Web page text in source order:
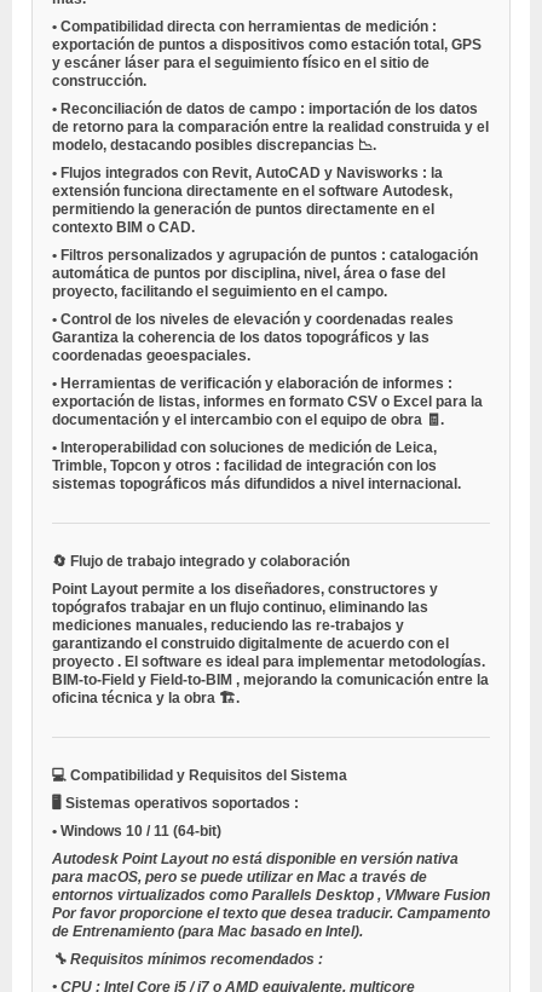
• Compatibilidad directa con herramientas de medición :
exportación de puntos a dispositivos como estación total, GPS
y escáner láser para el seguimiento físico en el sitio de
construcción.
• Reconciliación de datos de campo : importación de los datos
de retorno para la comparación entre la realidad construida y el
modelo, destacando posibles discrepancias 📉.
• Flujos integrados con Revit, AutoCAD y Navisworks : la
extensión funciona directamente en el software Autodesk,
permitiendo la generación de puntos directamente en el
contexto BIM o CAD.
• Filtros personalizados y agrupación de puntos : catalogación
automática de puntos por disciplina, nivel, área o fase del
proyecto, facilitando el seguimiento en el campo.
• Control de los niveles de elevación y coordenadas reales
Garantiza la coherencia de los datos topográficos y las
coordenadas geoespaciales.
• Herramientas de verificación y elaboración de informes :
exportación de listas, informes en formato CSV o Excel para la
documentación y el intercambio con el equipo de obra 🧾.
• Interoperabilidad con soluciones de medición de Leica,
Trimble, Topcon y otros : facilidad de integración con los
sistemas topográficos más difundidos a nivel internacional.
🔄 Flujo de trabajo integrado y colaboración
Point Layout permite a los diseñadores, constructores y
topógrafos trabajar en un flujo continuo, eliminando las
mediciones manuales, reduciendo las re-trabajos y
garantizando el construido digitalmente de acuerdo con el
proyecto . El software es ideal para implementar metodologías.
BIM-to-Field y Field-to-BIM , mejorando la comunicación entre la
oficina técnica y la obra 🏗️.
💻 Compatibilidad y Requisitos del Sistema
🖥️ Sistemas operativos soportados :
• Windows 10 / 11 (64-bit)
Autodesk Point Layout no está disponible en versión nativa
para macOS, pero se puede utilizar en Mac a través de
entornos virtualizados como Parallels Desktop , VMware Fusion
Por favor proporcione el texto que desea traducir. Campamento
de Entrenamiento (para Mac basado en Intel).
🔧 Requisitos mínimos recomendados :
• CPU : Intel Core i5 / i7 o AMD equivalente, multicore